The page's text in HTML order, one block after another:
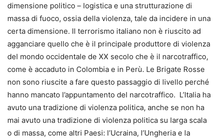
dimensione politico – logistica e una strutturazione di
massa di fuoco, ossia della violenza, tale da incidere in una
certa dimensione. Il terrorismo italiano non è riuscito ad
agganciare quello che è il principale produttore di violenza
del mondo occidentale de XX secolo che è il narcotraffico,
come è accaduto in Colombia e in Perù. Le Brigate Rosse
non sono riuscite a fare questo passaggio di livello perché
hanno mancato l’appuntamento del narcotraffico. L’Italia ha
avuto una tradizione di violenza politica, anche se non ha
mai avuto una tradizione di violenza politica su larga scala
o di massa, come altri Paesi: l’Ucraina, l’Ungheria e la